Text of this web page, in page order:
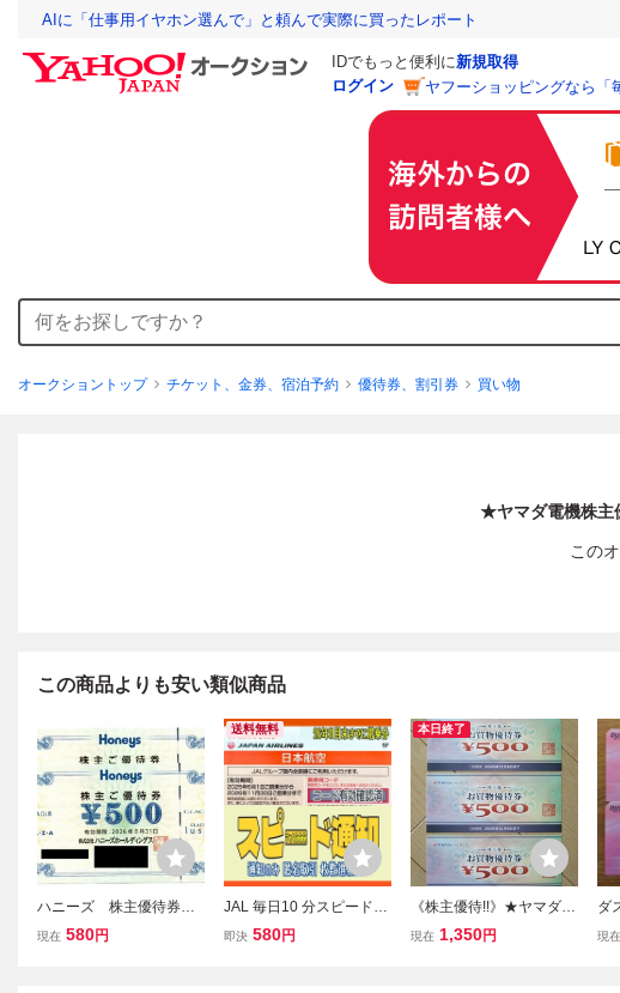
AIに「仕事用イヤホン選んで」と頼んで実際に買ったレポート
IDでもっと便利に新規取得
ログイン
ヤフーショッピングなら「
オークショントップ チケット、金券、宿泊予約 優待券、割引券 買い物
★ヤマダ電機株主
この
この商品よりも安い類似商品
ハニーズ 株主優待券
1,000円分（500円券×2
現在 580円
送料無料
JAL 毎日10 分スピード通
知 発送無 日本航空 株主
即決 580円
本日終了
《株主優待!!》★ヤマダ電
機 お買物優待券 500円券
現在 1,350円
ダ
0
現在